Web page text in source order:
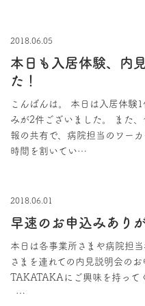
2018.06.05
本日も入居体験、内
た！
こんばんは。 本日は入居体験
みが2件ございました。 また
報の共有で、病院担当のワー
時間を割いてい…
2018.06.01
早速のお申込みあり
本日は各事業所さまや病院担
さまを連れての内見説明会の
TAKATAKAにご興味を持って
…